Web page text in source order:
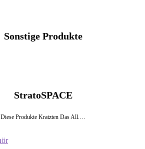
Sonstige Produkte
StratoSPACE
Diese Produkte Kratzten Das All.…